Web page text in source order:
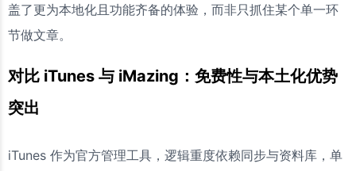
盖了更为本地化且功能齐备的体验，而非只抓住某个单一环
节做文章。
对比 iTunes 与 iMazing：免费性与本土化优势
突出
iTunes 作为官方管理工具，逻辑重度依赖同步与资料库，单